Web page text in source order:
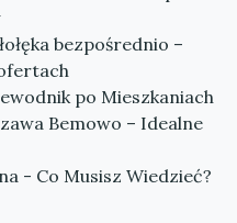
bezpośrednio –
po Mieszkaniach
Bemowo – Idealne
- Co Musisz Wiedzieć?